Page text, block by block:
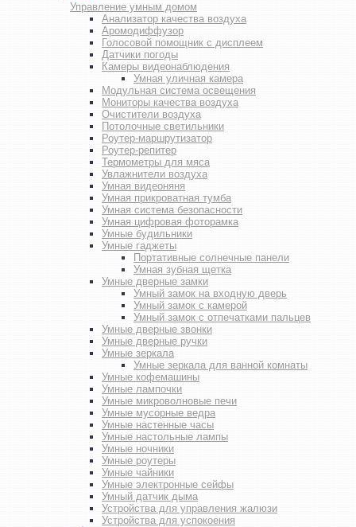
Управление умным домом
Анализатор качества воздуха
Аромодиффузор
Голосовой помощник с дисплеем
Датчики погоды
Камеры видеонаблюдения
Умная уличная камера
Модульная система освещения
Мониторы качества воздуха
Очистители воздуха
Потолочные светильники
Роутер-маршрутизатор
Роутер-репитер
Термометры для мяса
Увлажнители воздуха
Умная видеоняня
Умная прикроватная тумба
Умная система безопасности
Умная цифровая фоторамка
Умные будильники
Умные гаджеты
Портативные солнечные панели
Умная зубная щетка
Умные дверные замки
Умный замок на входную дверь
Умный замок с камерой
Умный замок с отпечатками пальцев
Умные дверные звонки
Умные дверные ручки
Умные зеркала
Умные зеркала для ванной комнаты
Умные кофемашины
Умные лампочки
Умные микроволновые печи
Умные мусорные ведра
Умные настенные часы
Умные настольные лампы
Умные ночники
Умные роутеры
Умные чайники
Умные электронные сейфы
Умный датчик дыма
Устройства для управления жалюзи
Устройства для успокоения